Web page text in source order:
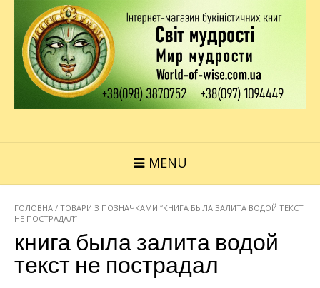
MENU
ГОЛОВНА / ТОВАРИ З ПОЗНАЧКАМИ “КНИГА БЫЛА ЗАЛИТА ВОДОЙ ТЕКСТ
НЕ ПОСТРАДАЛ”
книга была залита водой
текст не пострадал